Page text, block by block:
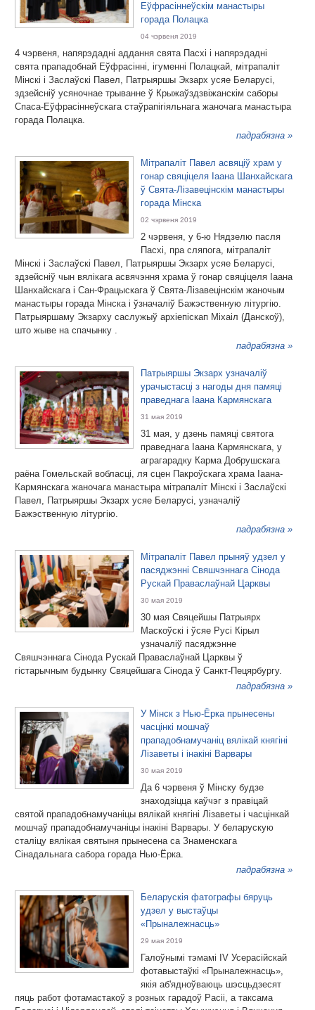
Еўфрасіннеўскім манастыры
горада Полацка
04 чэрвеня 2019
4 чэрвеня, напярэдадні аддання свята Пасхі і напярэдадні
свята прападобнай Еўфрасінні, ігуменні Полацкай, мітрапаліт
Мінскі і Заслаўскі Павел, Патрыяршы Экзарх усяе Беларусі,
здзейсніў усяночнае трыванне ў Крыжаўздзвіжанскім саборы
Спаса-Еўфрасіннеўскага стаўрапігіяльнага жаночага манастыра
горада Полацка.
падрабязна »
Мітрапаліт Павел асвяціў храм у
гонар свяціцеля Іаана Шанхайскага
ў Свята-Лізавецінскім манастыры
горада Мінска
02 чэрвеня 2019
2 чэрвеня, у 6-ю Нядзелю пасля
Пасхі, пра сляпога, мітрапаліт
Мінскі і Заслаўскі Павел, Патрыяршы Экзарх усяе Беларусі,
здзейсніў чын вялікага асвячэння храма ў гонар свяціцеля Іаана
Шанхайскага і Сан-Фрацыскага ў Свята-Лізавецінскім жаночым
манастыры горада Мінска і ўзначаліў Бажэственную літургію.
Патрыяршаму Экзарху саслужыў архіепіскап Міхаіл (Данскоў),
што жыве на спачынку .
падрабязна »
Патрыяршы Экзарх узначаліў
урачыстасці з нагоды дня памяці
праведнага Іаана Кармянскага
31 мая 2019
31 мая, у дзень памяці святога
праведнага Іаана Кармянскага, у
аграгарадку Карма Добрушскага
раёна Гомельскай вобласці, ля сцен Пакроўскага храма Іаана-
Кармянскага жаночага манастыра мітрапаліт Мінскі і Заслаўскі
Павел, Патрыяршы Экзарх усяе Беларусі, узначаліў
Бажэственную літургію.
падрабязна »
Мітрапаліт Павел прыняў удзел у
пасяджэнні Свяшчэннага Сінода
Рускай Праваслаўнай Царквы
30 мая 2019
30 мая Свяцейшы Патрыярх
Маскоўскі і ўсяе Русі Кірыл
узначаліў пасяджэнне
Свяшчэннага Сінода Рускай Праваслаўнай Царквы ў
гістарычным будынку Свяцейшага Сінода ў Санкт-Пецярбургу.
падрабязна »
У Мінск з Нью-Ёрка прынесены
часцінкі мошчаў
прападобнамучаніц вялікай княгіні
Лізаветы і інакіні Варвары
30 мая 2019
Да 6 чэрвеня ў Мінску будзе
знаходзіцца каўчэг з правіцай
святой прападобнамучаніцы вялікай княгіні Лізаветы і часцінкай
мошчаў прападобнамучаніцы інакіні Варвары. У беларускую
сталіцу вялікая святыня прынесена са Знаменскага
Сінадальнага сабора горада Нью-Ёрка.
падрабязна »
Беларускія фатографы бяруць
удзел у выстаўцы
«Прыналежнасць»
29 мая 2019
Галоўнымі тэмамі IV Усерасійскай
фотавыстаўкі «Прыналежнасць»,
якія аб'ядноўваюць шэсцьдзесят
пяць работ фотамастакоў з розных гарадоў Расіі, а таксама